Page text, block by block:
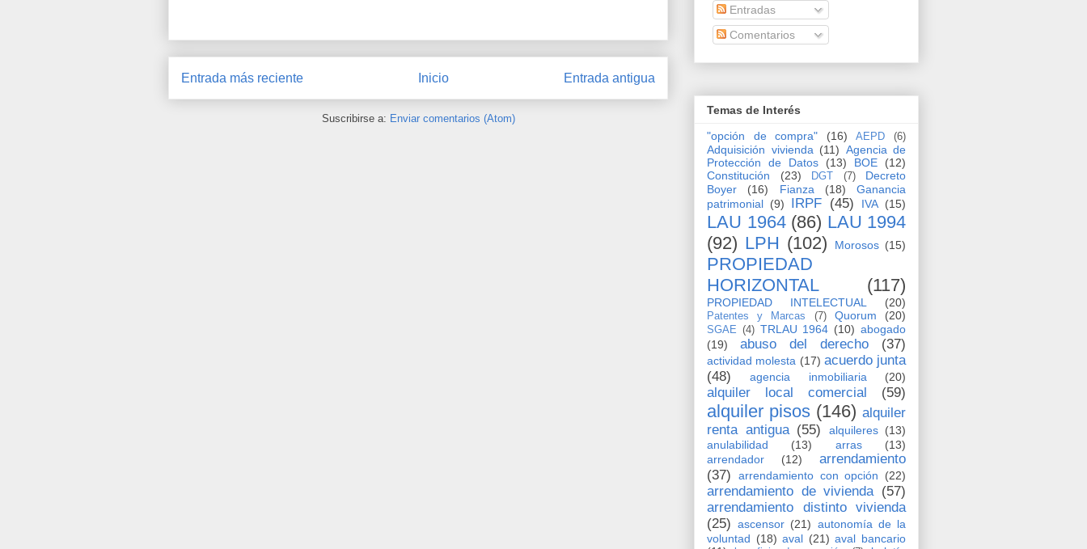
Entrada más reciente Entrada antigua
Inicio
Suscribirse a: Enviar comentarios (Atom)
Entradas
Comentarios
Temas de Interés
"opción de compra"
(16) AEPD (6)
Adquisición vivienda (11) Agencia de
Protección de Datos
(13) BOE
(12)
Constitución
(23) DGT (7)
Decreto
Boyer
(16) Fianza (18)
Ganancia
patrimonial (9) IRPF (45) IVA (15)
LAU 1964 (86) LAU 1994
(92) LPH (102) Morosos (15)
PROPIEDAD
HORIZONTAL
(117)
PROPIEDAD INTELECTUAL (20)
Patentes y Marcas (7) Quorum (20)
SGAE (4) TRLAU 1964 (10) abogado
(19)
abuso del derecho (37)
actividad molesta (17) acuerdo junta
(48)
agencia inmobiliaria (20)
alquiler local comercial (59)
alquiler pisos (146) alquiler
renta antigua (55) alquileres (13)
anulabilidad
(13) arras
(13)
arrendador
(12)
arrendamiento
(37)
arrendamiento con opción (22)
arrendamiento de vivienda (57)
arrendamiento distinto vivienda
(25) ascensor (21) autonomía de la
voluntad (18) aval (21) aval bancario